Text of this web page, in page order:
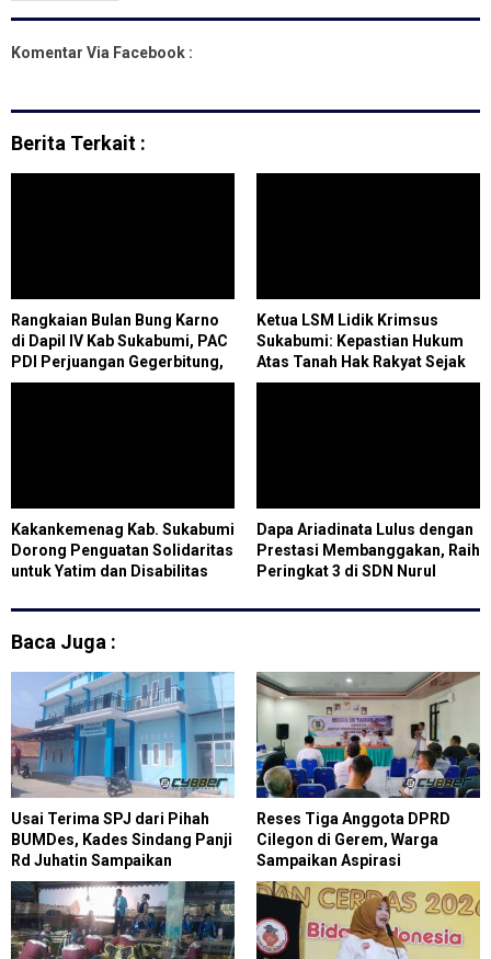
Komentar Via Facebook :
Berita Terkait :
Rangkaian Bulan Bung Karno
di Dapil IV Kab Sukabumi, PAC
PDI Perjuangan Gegerbitung,
Tebar Benih Ikan, Tanam
Ketua LSM Lidik Krimsus
Sukabumi: Kepastian Hukum
Atas Tanah Hak Rakyat Sejak
24 Februari 1988 Oleh Bupati
Kakankemenag Kab. Sukabumi
Dorong Penguatan Solidaritas
untuk Yatim dan Disabilitas
Dapa Ariadinata Lulus dengan
Prestasi Membanggakan, Raih
Peringkat 3 di SDN Nurul
Baca Juga :
Usai Terima SPJ dari Pihah
BUMDes, Kades Sindang Panji
Rd Juhatin Sampaikan
Penjelasan
Reses Tiga Anggota DPRD
Cilegon di Gerem, Warga
Sampaikan Aspirasi
Infrastruktur hingga
Pemberdayaan